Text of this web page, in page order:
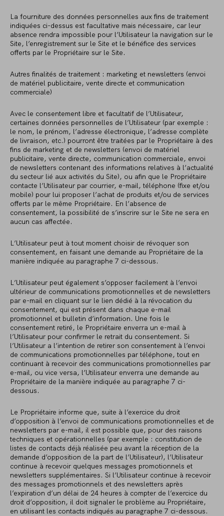
La fourniture des données personnelles aux fins de traitement
indiquées ci-dessus est facultative mais nécessaire, car leur
absence rendra impossible pour l’Utilisateur la navigation sur le
Site, l’enregistrement sur le Site et le bénéfice des services
offerts par le Propriétaire sur le Site.
Autres finalités de traitement : marketing et newsletters (envoi
de matériel publicitaire, vente directe et communication
commerciale)
Avec le consentement libre et facultatif de l’Utilisateur,
certaines données personnelles de l’Utilisateur (par exemple :
le nom, le prénom, l’adresse électronique, l’adresse complète
de livraison, etc.) pourront être traitées par le Propriétaire à des
fins de marketing et de newsletters (envoi de matériel
publicitaire, vente directe, communication commerciale, envoi
de newsletters contenant des informations relatives à l’actualité
du secteur lié aux activités du Site), ou afin que le Propriétaire
contacte l’Utilisateur par courrier, e-mail, téléphone (fixe et/ou
mobile) pour lui proposer l’achat de produits et/ou de services
offerts par le même Propriétaire. En l’absence de
consentement, la possibilité de s’inscrire sur le Site ne sera en
aucun cas affectée.
L’Utilisateur peut à tout moment choisir de révoquer son
consentement, en faisant une demande au Propriétaire de la
manière indiquée au paragraphe 7 ci-dessous.
L’Utilisateur peut également s’opposer facilement à l’envoi
ultérieur de communications promotionnelles et de newsletters
par e-mail en cliquant sur le lien dédié à la révocation du
consentement, qui est présent dans chaque e-mail
promotionnel et bulletin d’information. Une fois le
consentement retiré, le Propriétaire enverra un e-mail à
l’Utilisateur pour confirmer le retrait du consentement. Si
l’Utilisateur a l’intention de retirer son consentement à l’envoi
de communications promotionnelles par téléphone, tout en
continuant à recevoir des communications promotionnelles par
e-mail, ou vice versa, l’Utilisateur enverra une demande au
Propriétaire de la manière indiquée au paragraphe 7 ci-
dessous.
Le Propriétaire informe que, suite à l’exercice du droit
d’opposition à l’envoi de communications promotionnelles et de
newsletters par e-mail, il est possible que, pour des raisons
techniques et opérationnelles (par exemple : constitution de
listes de contacts déjà réalisée peu avant la réception de la
demande d’opposition de la part de l’Utilisateur), l’Utilisateur
continue à recevoir quelques messages promotionnels et
newsletters supplémentaires. Si l’Utilisateur continue à recevoir
des messages promotionnels et des newsletters après
l’expiration d’un délai de 24 heures à compter de l’exercice du
droit d’opposition, il doit signaler le problème au Propriétaire,
en utilisant les contacts indiqués au paragraphe 7 ci-dessous.